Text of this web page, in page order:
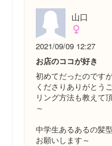
山口
2021/09/09 12:27
お店のココが好き
初めてだったのです
くださりありがとう
リング方法も教えて
～
中学生あるあるの髪
お願いします～